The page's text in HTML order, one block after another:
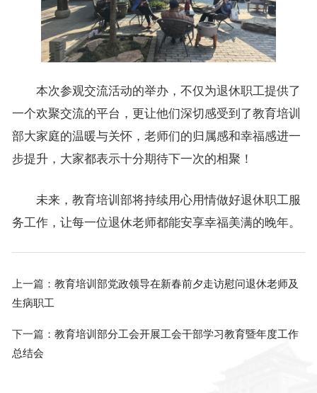
本次参观交流活动的举办，不仅为退休职工提供了
一个欢聚交流的平台，更让他们深切感受到了教育培训
部大家庭的温暖与关怀，老师们的归属感和幸福感进一
步提升，大家都表示十分期待下一次的相聚！
未来，教育培训部将持续用心用情做好退休职工服
务工作，让每一位退休老师都能安享幸福美满的晚年。
上一篇： 教育培训部党政领导在新春前夕走访慰问退休老师及
生病职工
下一篇： 教育培训部分工会开展工会干部学习教育暨年度工作
总结会